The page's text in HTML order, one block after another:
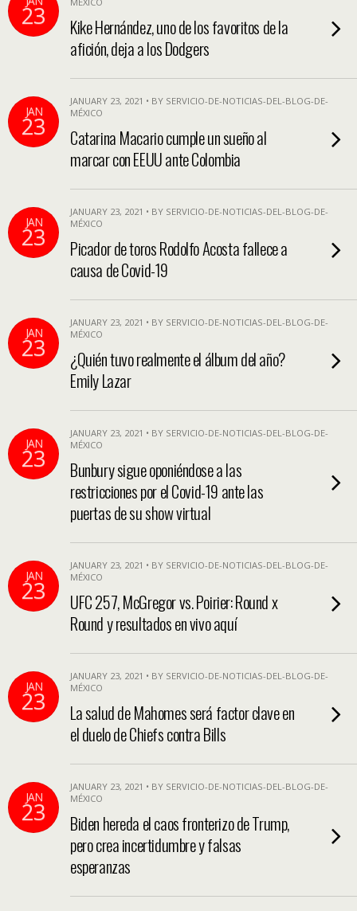
23
Kike Hernández, uno de los favoritos de la
afición, deja a los Dodgers
JAN
23
JANUARY 23, 2021 • BY SERVICIO-DE-NOTICIAS-DEL-BLOG-DE-
MÉXICO
Catarina Macario cumple un sueño al
marcar con EEUU ante Colombia
JAN
23
JANUARY 23, 2021 • BY SERVICIO-DE-NOTICIAS-DEL-BLOG-DE-
MÉXICO
Picador de toros Rodolfo Acosta fallece a
causa de Covid-19
JAN
23
JANUARY 23, 2021 • BY SERVICIO-DE-NOTICIAS-DEL-BLOG-DE-
MÉXICO
¿Quién tuvo realmente el álbum del año?
Emily Lazar
JAN
23
JANUARY 23, 2021 • BY SERVICIO-DE-NOTICIAS-DEL-BLOG-DE-
MÉXICO
Bunbury sigue oponiéndose a las
restricciones por el Covid-19 ante las
puertas de su show virtual
JAN
23
JANUARY 23, 2021 • BY SERVICIO-DE-NOTICIAS-DEL-BLOG-DE-
MÉXICO
UFC 257, McGregor vs. Poirier: Round x
Round y resultados en vivo aquí
JAN
23
JANUARY 23, 2021 • BY SERVICIO-DE-NOTICIAS-DEL-BLOG-DE-
MÉXICO
La salud de Mahomes será factor clave en
el duelo de Chiefs contra Bills
JAN
23
JANUARY 23, 2021 • BY SERVICIO-DE-NOTICIAS-DEL-BLOG-DE-
MÉXICO
Biden hereda el caos fronterizo de Trump,
pero crea incertidumbre y falsas
esperanzas